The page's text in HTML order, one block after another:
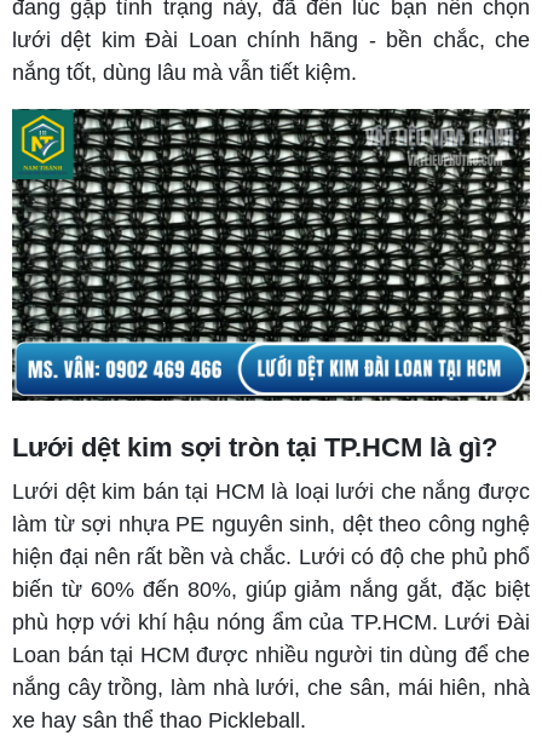
đang gặp tình trạng này, đã đến lúc bạn nên chọn
lưới dệt kim Đài Loan chính hãng - bền chắc, che
nắng tốt, dùng lâu mà vẫn tiết kiệm.
Lưới dệt kim sợi tròn tại TP.HCM là gì?
Lưới dệt kim bán tại HCM là loại lưới che nắng được
làm từ sợi nhựa PE nguyên sinh, dệt theo công nghệ
hiện đại nên rất bền và chắc. Lưới có độ che phủ phổ
biến từ 60% đến 80%, giúp giảm nắng gắt, đặc biệt
phù hợp với khí hậu nóng ẩm của TP.HCM. Lưới Đài
Loan bán tại HCM được nhiều người tin dùng để che
nắng cây trồng, làm nhà lưới, che sân, mái hiên, nhà
xe hay sân thể thao Pickleball.